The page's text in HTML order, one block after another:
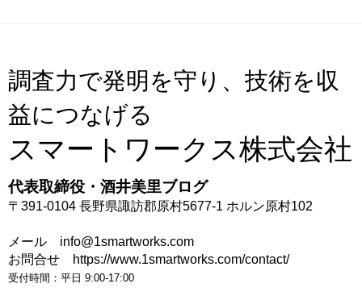
調査力で発明を守り、技術を収
益につなげる
スマートワークス株式会社
代表取締役・酒井美里ブログ
〒391-0104 長野県諏訪郡原村5677-1 ホルン原村102
メール info@1smartworks.com
お問合せ https://www.1smartworks.com/contact/
受付時間：平日 9:00-17:00